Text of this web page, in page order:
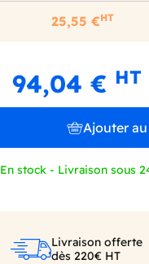
25,55 €HT
94,04 € HT
Ajouter
En stock - Livraison sous
Livraison offerte
dès 220€ HT